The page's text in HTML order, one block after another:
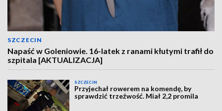
SZCZECIN
Napaść w Goleniowie. 16-latek z ranami kłutymi trafił do
szpitala [AKTUALIZACJA]
SZCZECIN
Przyjechał rowerem na komendę, by
sprawdzić trzeźwość. Miał 2,2 promila